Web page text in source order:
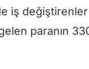
iş
paranın